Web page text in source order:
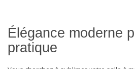
Élégance moderne
pratique